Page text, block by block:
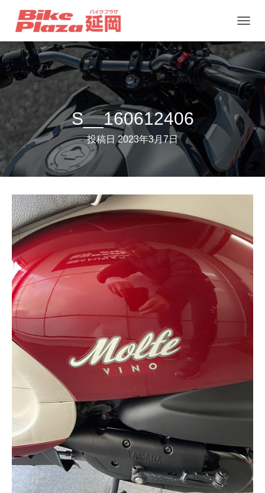
ビ
ー
シ
ョ
ン
を
り
S__160612406
投稿日2023年3月7日